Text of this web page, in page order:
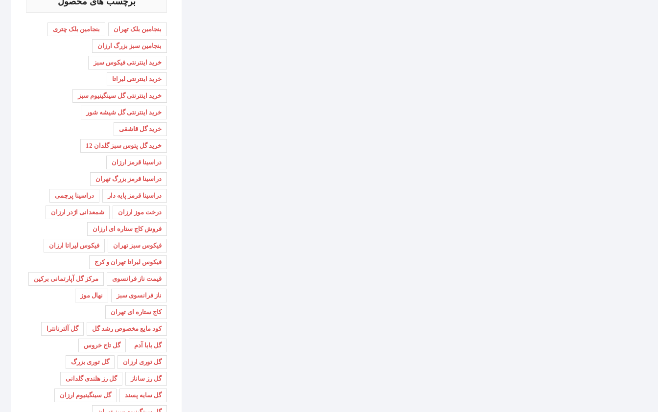
بنجامین بلک تهران بنجامین بلک چتری
بنجامین سبز بزرگ ارزان
خرید اینترنتی فیکوس سبز
خرید اینترنتی لیراتا
خرید اینترنتی گل سینگینیوم سبز
خرید اینترنتی گل شیشه شور
خرید گل قاشقی
خرید گل پتوس سبز گلدان 12
دراسینا قرمز ارزان
دراسینا قرمز بزرگ تهران
دراسینا قرمز پایه دار دراسینا پرچمی
درخت موز ارزان شمعدانی اژدر ارزان
فروش کاج ستاره ای ارزان
فیکوس سبز تهران فیکوس لیراتا ارزان
فیکوس لیراتا تهران و کرج
قیمت ناز فرانسوی مرکز گل آپارتمانی برکین
ناز فرانسوی سبز نهال موز
کاج ستاره ای تهران
کود مایع مخصوص رشد گل گل آلترنانترا
گل بابا آدم گل تاج خروس
گل توری ارزان گل توری بزرگ
گل رز ساناز گل رز هلندی گلدانی
گل سایه پسند گل سینگینیوم ارزان